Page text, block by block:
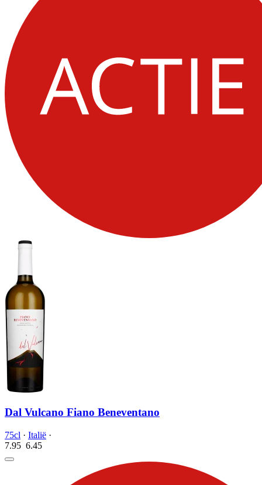
Dal Vulcano Fiano Beneventano
75cl · Italië ·
7.95 6.45